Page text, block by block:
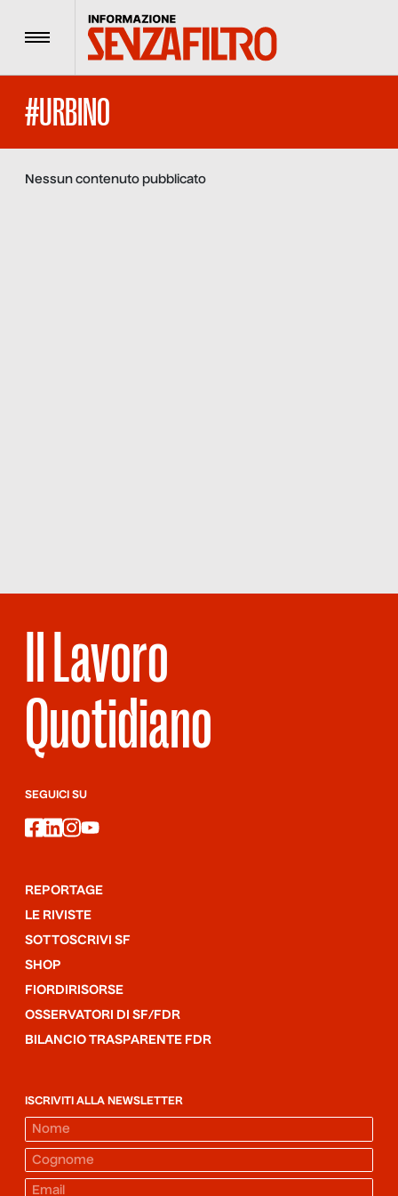
Menu
#URBINO
Nessun contenuto pubblicato
Il Lavoro
Quotidiano
SEGUICI SU
facebook
linkedin
instagram
youtube
REPORTAGE
LE RIVISTE
SOTTOSCRIVI SF
SHOP
FIORDIRISORSE
OSSERVATORI DI SF/FDR
BILANCIO TRASPARENTE FDR
ISCRIVITI ALLA NEWSLETTER